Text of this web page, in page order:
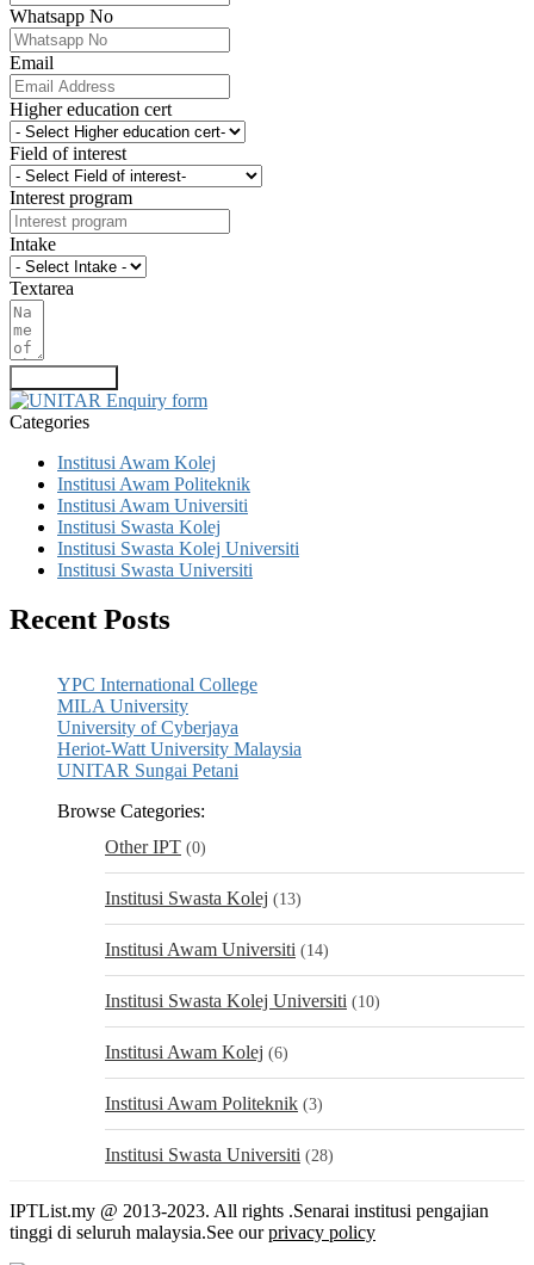
Whatsapp No
Email
Higher education cert
Field of interest
Interest program
Intake
Textarea
Categories
Institusi Awam Kolej
Institusi Awam Politeknik
Institusi Awam Universiti
Institusi Swasta Kolej
Institusi Swasta Kolej Universiti
Institusi Swasta Universiti
Recent Posts
YPC International College
MILA University
University of Cyberjaya
Heriot-Watt University Malaysia
UNITAR Sungai Petani
Browse Categories:
Other IPT (0)
Institusi Swasta Kolej (13)
Institusi Awam Universiti (14)
Institusi Swasta Kolej Universiti (10)
Institusi Awam Kolej (6)
Institusi Awam Politeknik (3)
Institusi Swasta Universiti (28)
IPTList.my @ 2013-2023. All rights .Senarai institusi pengajian
tinggi di seluruh malaysia.See ourprivacy policy